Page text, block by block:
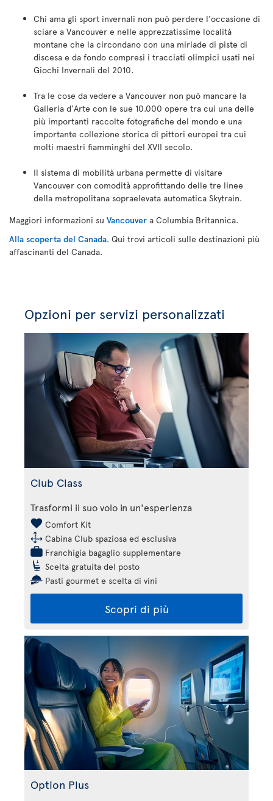
Chi ama gli sport invernali non può perdere l'occasione di
sciare a Vancouver e nelle apprezzatissime località
montane che la circondano con una miriade di piste di
discesa e da fondo compresi i tracciati olimpici usati nei
Giochi Invernali del 2010.
Tra le cose da vedere a Vancouver non può mancare la
Galleria d'Arte con le sue 10.000 opere tra cui una delle
più importanti raccolte fotografiche del mondo e una
importante collezione storica di pittori europei tra cui
molti maestri fiamminghi del XVII secolo.
Il sistema di mobilità urbana permette di visitare
Vancouver con comodità approfittando delle tre linee
della metropolitana sopraelevata automatica Skytrain.
Maggiori informazioni su Vancouver a Columbia Britannica.
Alla scoperta del Canada. Qui trovi articoli sulle destinazioni più
affascinanti del Canada.
Opzioni per servizi personalizzati
Club Class
Trasformi il suo volo in un'esperienza
Comfort Kit
Cabina Club spaziosa ed esclusiva
Franchigia bagaglio supplementare
Scelta gratuita del posto
Pasti gourmet e scelta di vini
Scopri di più
Option Plus